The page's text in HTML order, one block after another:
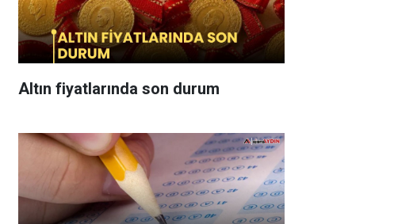
Altın fiyatlarında son durum